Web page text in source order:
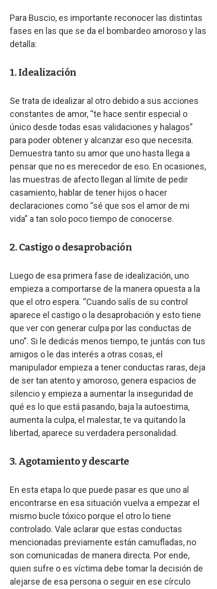
Para Buscio, es importante reconocer las distintas
fases en las que se da el bombardeo amoroso y las
detalla:
1. Idealización
Se trata de idealizar al otro debido a sus acciones
constantes de amor, “te hace sentir especial o
único desde todas esas validaciones y halagos”
para poder obtener y alcanzar eso que necesita.
Demuestra tanto su amor que uno hasta llega a
pensar que no es merecedor de eso. En ocasiones,
las muestras de afecto llegan al límite de pedir
casamiento, hablar de tener hijos o hacer
declaraciones como “sé que sos el amor de mi
vida” a tan solo poco tiempo de conocerse.
2. Castigo o desaprobación
Luego de esa primera fase de idealización, uno
empieza a comportarse de la manera opuesta a la
que el otro espera. “Cuando salís de su control
aparece el castigo o la desaprobación y esto tiene
que ver con generar culpa por las conductas de
uno”. Si le dedicás menos tiempo, te juntás con tus
amigos o le das interés a otras cosas, el
manipulador empieza a tener conductas raras, deja
de ser tan atento y amoroso, genera espacios de
silencio y empieza a aumentar la inseguridad de
qué es lo que está pasando, baja la autoestima,
aumenta la culpa, el malestar, te va quitando la
libertad, aparece su verdadera personalidad.
3. Agotamiento y descarte
En esta etapa lo que puede pasar es que uno al
encontrarse en esa situación vuelva a empezar el
mismo bucle tóxico porque el otro lo tiene
controlado. Vale aclarar que estas conductas
mencionadas previamente están camufladas, no
son comunicadas de manera directa. Por ende,
quien sufre o es víctima debe tomar la decisión de
alejarse de esa persona o seguir en ese círculo